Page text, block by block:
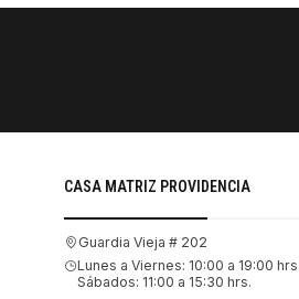
CASA MATRIZ PROVIDENCIA
Guardia Vieja # 202
Lunes a Viernes: 10:00 a 19:00
Sábados: 11:00 a 15:30 hrs.